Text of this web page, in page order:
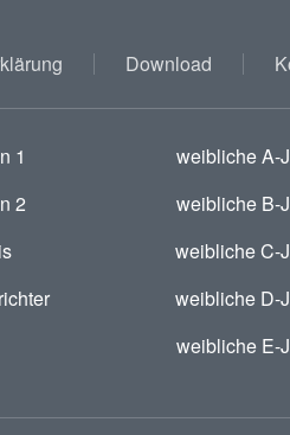
Download
1
2
weibliche A-
weibliche B-
weibliche C-
weibliche D-
weibliche E-